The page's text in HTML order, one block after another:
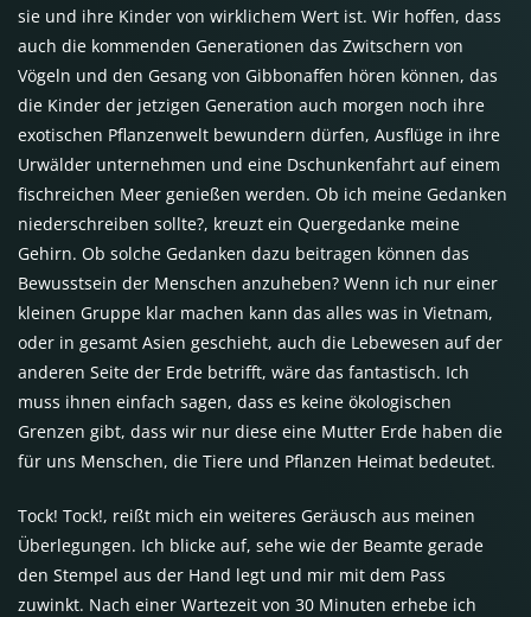
sie und ihre Kinder von wirklichem Wert ist. Wir hoffen, dass
auch die kommenden Generationen das Zwitschern von
Vögeln und den Gesang von Gibbonaffen hören können, das
die Kinder der jetzigen Generation auch morgen noch ihre
exotischen Pflanzenwelt bewundern dürfen, Ausflüge in ihre
Urwälder unternehmen und eine Dschunkenfahrt auf einem
fischreichen Meer genießen werden. Ob ich meine Gedanken
niederschreiben sollte?, kreuzt ein Quergedanke meine
Gehirn. Ob solche Gedanken dazu beitragen können das
Bewusstsein der Menschen anzuheben? Wenn ich nur einer
kleinen Gruppe klar machen kann das alles was in Vietnam,
oder in gesamt Asien geschieht, auch die Lebewesen auf der
anderen Seite der Erde betrifft, wäre das fantastisch. Ich
muss ihnen einfach sagen, dass es keine ökologischen
Grenzen gibt, dass wir nur diese eine Mutter Erde haben die
für uns Menschen, die Tiere und Pflanzen Heimat bedeutet.
Tock! Tock!, reißt mich ein weiteres Geräusch aus meinen
Überlegungen. Ich blicke auf, sehe wie der Beamte gerade
den Stempel aus der Hand legt und mir mit dem Pass
zuwinkt. Nach einer Wartezeit von 30 Minuten erhebe ich